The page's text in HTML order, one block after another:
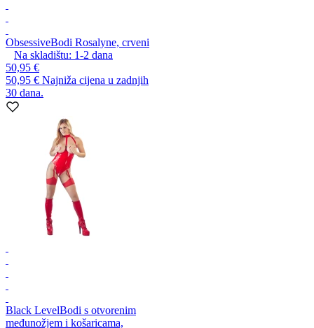
ObsessiveBodi Rosalyne, crveni
Na skladištu: 1-2 dana
50,95 €
50,95 € Najniža cijena u zadnjih
30 dana.
Black LevelBodi s otvorenim
međunožjem i košaricama,